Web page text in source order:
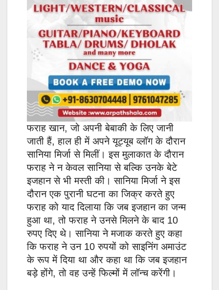
फराह खान, जो अपनी बेबाकी के लिए जानी
जाती हैं, हाल ही में अपने यूट्यूब व्लॉग के दौरान
सानिया मिर्जा से मिलीं। इस मुलाकात के दौरान
फराह ने न केवल सानिया से बल्कि उनके बेटे
इजहान से भी मस्ती की। सानिया मिर्जा ने इस
दौरान एक पुरानी घटना का जिक्र करते हुए
फराह को याद दिलाया कि जब इजहान का जन्म
हुआ था, तो फराह ने उनसे मिलने के बाद 10
रुपए दिए थे। सानिया ने मजाक करते हुए कहा
कि फराह ने उन 10 रुपयों को साइनिंग अमाउंट
के रूप में दिया था और कहा था कि जब इजहान
बड़े होंगे, तो वह उन्हें फिल्मों में लॉन्च करेंगी।